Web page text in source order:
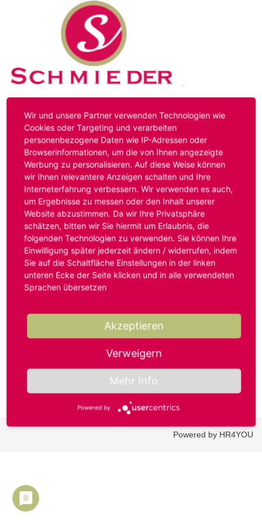
Kontakt Impressum Datenschutz
Hinweis:Das von ihnen aufgerufene Stellenangebot ist
bereits ausgelaufen. Alternative Stellenanzeigen finden
Sie unter:
www.schmieder-personal.de/stellenangebote
Oder Sie bewerben sich
initiativund wir suchen für Sie
passende Stellenangebote.
Anmelden
Benutzername oder E-Mail-Adresse*
Passwort*
Powered by HR4YOU
Wir und unsere Partner verwenden Technologien wie
Cookies oder Targeting und verarbeiten
personenbezogene Daten wie IP-Adressen oder
Browserinformationen, um die von Ihnen angezeigte
Werbung zu personalisieren. Auf diese Weise können
wir Ihnen relevantere Anzeigen schalten und Ihre
Interneterfahrung verbessern. Wir verwenden es auch,
um Ergebnisse zu messen oder den Inhalt unserer
Website abzustimmen. Da wir Ihre Privatsphäre
schätzen, bitten wir Sie hiermit um Erlaubnis, die
folgenden Technologien zu verwenden. Sie können Ihre
Einwilligung später jederzeit ändern / widerrufen, indem
Sie auf die Schaltfläche Einstellungen in der linken
unteren Ecke der Seite klicken und in alle verwendeten
Sprachen übersetzen
Akzeptieren
Verweigern
Mehr Info
Powered by